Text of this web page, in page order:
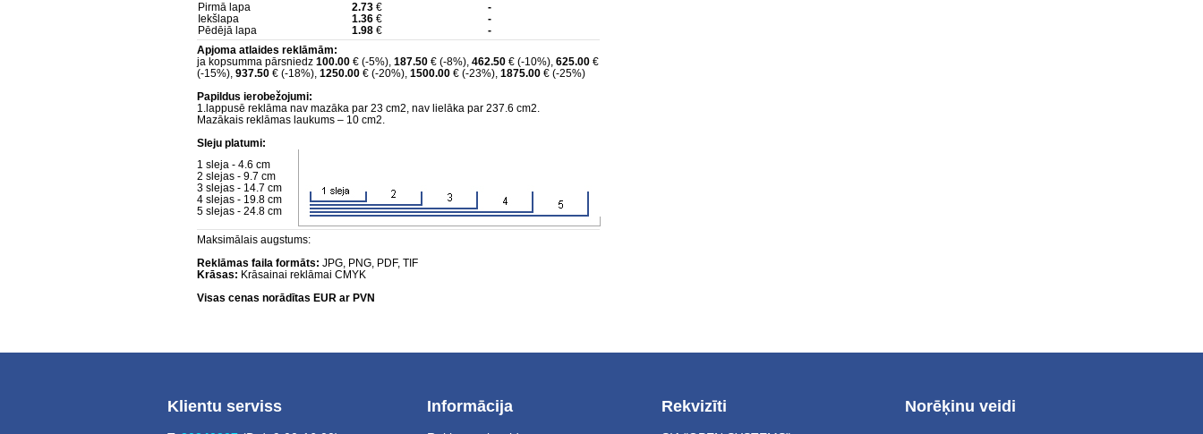
Pirmā lapa
2.73 €
-
Iekšlapa
1.36 €
-
Pēdējā lapa
1.98 €
-
Apjoma atlaides reklāmām:
ja kopsumma pārsniedz 100.00 € (-5%), 187.50 € (-8%), 462.50 € (-10%), 625.00 €
(-15%), 937.50 € (-18%), 1250.00 € (-20%), 1500.00 € (-23%), 1875.00 € (-25%)
Papildus ierobežojumi:
1.lappusē reklāma nav mazāka par 23 cm2, nav lielāka par 237.6 cm2.
Mazākais reklāmas laukums – 10 cm2.
Sleju platumi:
1 sleja - 4.6 cm
2 slejas - 9.7 cm
3 slejas - 14.7 cm
4 slejas - 19.8 cm
5 slejas - 24.8 cm
Maksimālais augstums:
Reklāmas faila formāts: JPG, PNG, PDF, TIF
Krāsas: Krāsainai reklāmai CMYK
Visas cenas norādītas EUR ar PVN
Klientu serviss Informācija Rekvizīti Norēķinu veidi